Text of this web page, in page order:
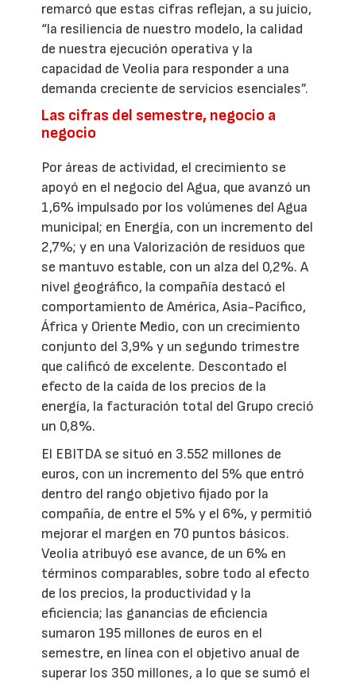
remarcó que estas cifras reflejan, a su juicio,
“la resiliencia de nuestro modelo, la calidad
de nuestra ejecución operativa y la
capacidad de Veolia para responder a una
demanda creciente de servicios esenciales”.
Las cifras del semestre, negocio a
negocio
Por áreas de actividad, el crecimiento se
apoyó en el negocio del Agua, que avanzó un
1,6% impulsado por los volúmenes del Agua
municipal; en Energía, con un incremento del
2,7%; y en una Valorización de residuos que
se mantuvo estable, con un alza del 0,2%. A
nivel geográfico, la compañía destacó el
comportamiento de América, Asia-Pacífico,
África y Oriente Medio, con un crecimiento
conjunto del 3,9% y un segundo trimestre
que calificó de excelente. Descontado el
efecto de la caída de los precios de la
energía, la facturación total del Grupo creció
un 0,8%.
El EBITDA se situó en 3.552 millones de
euros, con un incremento del 5% que entró
dentro del rango objetivo fijado por la
compañía, de entre el 5% y el 6%, y permitió
mejorar el margen en 70 puntos básicos.
Veolia atribuyó ese avance, de un 6% en
términos comparables, sobre todo al efecto
de los precios, la productividad y la
eficiencia; las ganancias de eficiencia
sumaron 195 millones de euros en el
semestre, en línea con el objetivo anual de
superar los 350 millones, a lo que se sumó el